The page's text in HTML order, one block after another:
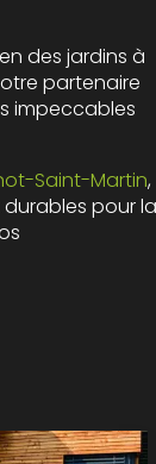
des jardins à
partenaire
impeccables
Saint-Martin,
pour la